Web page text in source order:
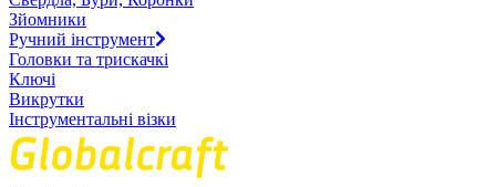
Зйомники
Ручний інструмент
Головки та трискачкі
Ключі
Викрутки
Інструментальні візки